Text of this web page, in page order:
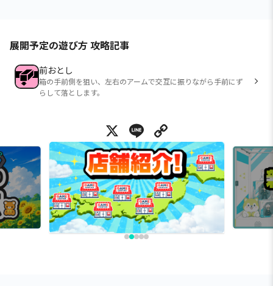
展開予定の遊び方 攻略記事
前おとし
箱の手前側を狙い、左右のアームで交互に振りながら手前にず
らして落とします。
X Line